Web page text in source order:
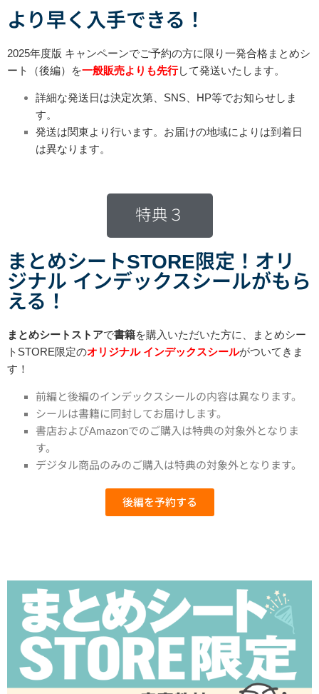
より早く入手できる！
2025年度版 キャンペーンでご予約の方に限り一発合格まとめシ
ート（後編）を一般販売よりも先行して発送いたします。
詳細な発送日は決定次第、SNS、HP等でお知らせしま
す。
発送は関東より行います。お届けの地域によりは到着日
は異なります。
特典３
まとめシートSTORE限定！オリ
ジナル インデックスシールがもら
える！
まとめシートストアで書籍を購入いただいた方に、まとめシー
トSTORE限定のオリジナル インデックスシールがついてきま
す！
前編と後編のインデックスシールの内容は異なります。
シールは書籍に同封してお届けします。
書店およびAmazonでのご購入は特典の対象外となりま
す。
デジタル商品のみのご購入は特典の対象外となります。
後編を予約する